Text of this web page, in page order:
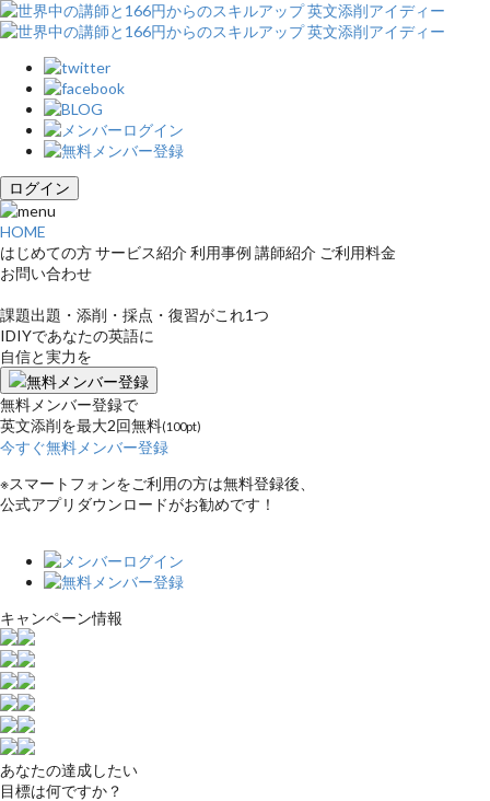
ログイン
HOME
はじめての方サービス紹介 利用事例 講師紹介 ご利用料金
お問い合わせ
課題出題・添削・採点・復習がこれ1つ
IDIYであなたの英語に
自信と実力を
無料メンバー登録
無料メンバー登録で
英文添削を最大2回無料(100pt)
今すぐ無料メンバー登録
※スマートフォンをご利用の方は無料登録後、
公式アプリダウンロードがお勧めです！
キャンペーン情報
あなたの達成したい
目標は何ですか？